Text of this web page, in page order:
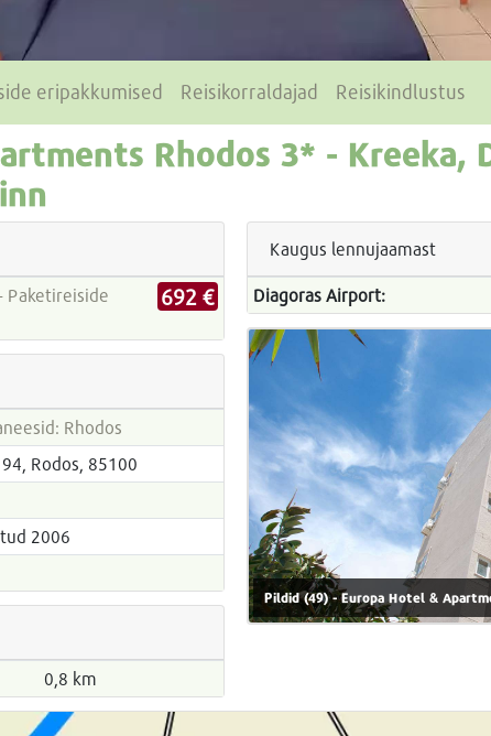
eripakkumised Reisikorraldajad Reisikindlustus
Rhodos 3* - Kreeka,
692 €
Rhodos
Rodos, 85100
2006
0,8 km
Kaugus lennujaamast
Diagoras Airport:
Pildid (49) - Europa Hotel &